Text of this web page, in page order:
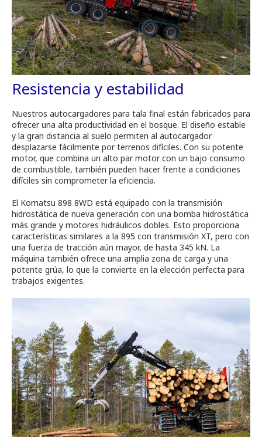
Resistencia y estabilidad
Nuestros autocargadores para tala final están fabricados para
ofrecer una alta productividad en el bosque. El diseño estable
y la gran distancia al suelo permiten al autocargador
desplazarse fácilmente por terrenos difíciles. Con su potente
motor, que combina un alto par motor con un bajo consumo
de combustible, también pueden hacer frente a condiciones
difíciles sin comprometer la eficiencia.
El Komatsu 898 8WD está equipado con la transmisión
hidrostática de nueva generación con una bomba hidrostática
más grande y motores hidráulicos dobles. Esto proporciona
características similares a la 895 con transmisión XT, pero con
una fuerza de tracción aún mayor, de hasta 345 kN. La
máquina también ofrece una amplia zona de carga y una
potente grúa, lo que la convierte en la elección perfecta para
trabajos exigentes.